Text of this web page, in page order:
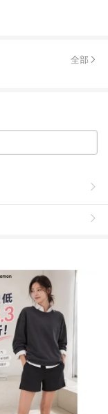
全部